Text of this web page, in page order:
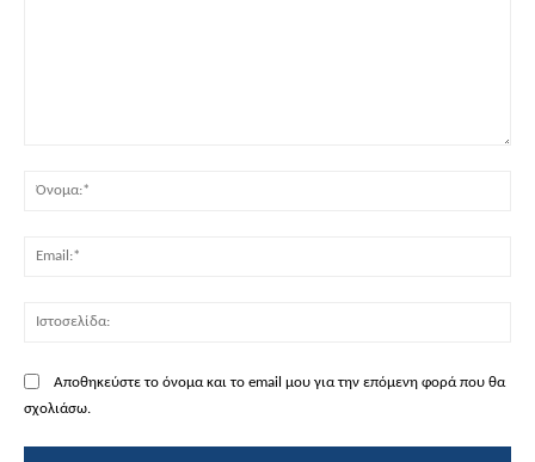
Αποθηκεύστε το όνομα και το email μου για την επόμενη φορά που θα
σχολιάσω.